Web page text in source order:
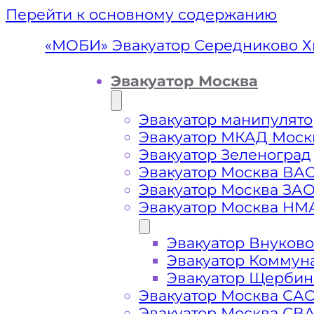
Перейти к основному содержанию
Эвакуатор
«МОБИ» Эвакуатор Середниково
Эвакуатор Москва
Эвакуатор
Эвакуатор МКАД
Эвакуатор Зеленоград
Эвакуатор Москва
Эвакуатор Москва
Эвакуатор Москва
Эвакуатор Внуково
Эвакуатор
Эвакуатор
Эвакуатор Москва